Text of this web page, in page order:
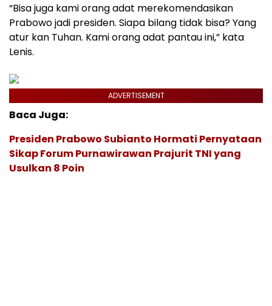
“Bisa juga kami orang adat merekomendasikan
Prabowo jadi presiden. Siapa bilang tidak bisa? Yang
atur kan Tuhan. Kami orang adat pantau ini,” kata
Lenis.
ADVERTISEMENT
Baca Juga:
Presiden Prabowo Subianto Hormati Pernyataan
Sikap Forum Purnawirawan Prajurit TNI yang
Usulkan 8 Poin